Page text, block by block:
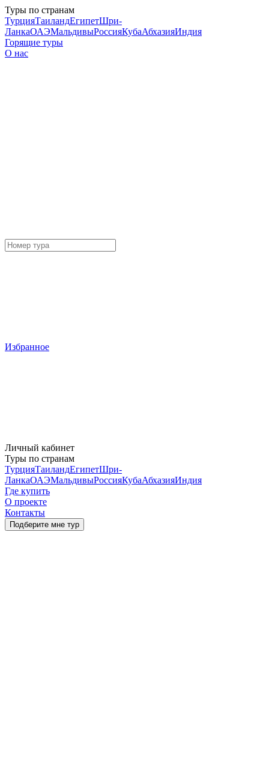
Туры по странам
ТурцияТаиландЕгипетШри-
ЛанкаОАЭМальдивыРоссияКубаАбхазияИндия
Горящие туры
О нас
Избранное
Личный кабинет
Туры по странам
ТурцияТаиландЕгипетШри-
ЛанкаОАЭМальдивыРоссияКубаАбхазияИндия
Где купить
О проекте
Контакты
Подберите мне тур